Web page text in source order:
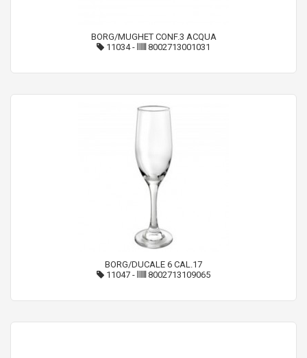
BORG/MUGHET CONF.3 ACQUA
11034- 8002713001031
BORG/DUCALE 6 CAL.17
11047 - 8002713109065